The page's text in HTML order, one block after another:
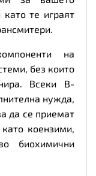
те играят
на
без които
Всеки В-
нужда,
да се приемат
коензими,
биохимични